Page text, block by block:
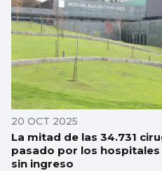
20 OCT 2025
La mitad de las 34.731
pasado por los
sin ingreso